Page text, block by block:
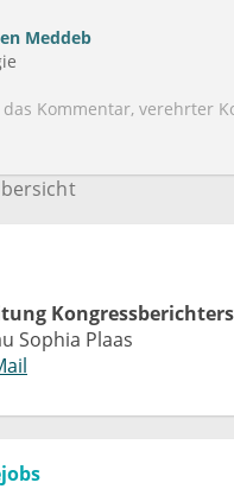
Meddeb
Kommentar, verehrter
der Lob eher an den
verbergen können, und
dass die Bildgebung
wird und dadurch ein
für das Gesundheitswesen
sich mehr Gedanken
Sophia Plaas